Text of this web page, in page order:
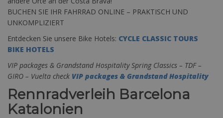
BUCHEN SIE IHR FAHRRAD ONLINE – PRAKTISCH UND
UNKOMPLIZIERT
Entdecken Sie unsere Bike Hotels: CYCLE CLASSIC TOURS
BIKE HOTELS
VIP packages & Grandstand Hospitality Spring Classics – TDF –
GIRO – Vuelta check VIP packages & Grandstand Hospitality
Rennradverleih Barcelona
Katalonien